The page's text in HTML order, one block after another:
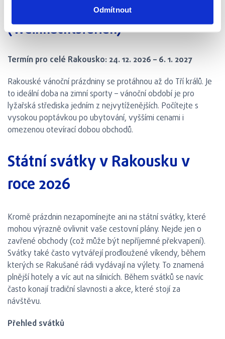
Odmítnout
Vánoční prázdniny
(Weihnachtsferien)
Termín pro celé Rakousko: 24. 12. 2026 – 6. 1. 2027
Rakouské vánoční prázdniny se protáhnou až do Tří králů. Je
to ideální doba na zimní sporty – vánoční období je pro
lyžařská střediska jedním z nejvytíženějších. Počítejte s
vysokou poptávkou po ubytování, vyššími cenami i
omezenou otevírací dobou obchodů.
Státní svátky v Rakousku v
roce 2026
Kromě prázdnin nezapomínejte ani na státní svátky, které
mohou výrazně ovlivnit vaše cestovní plány. Nejde jen o
zavřené obchody (což může být nepříjemné překvapení).
Svátky také často vytvářejí prodloužené víkendy, během
kterých se Rakušané rádi vydávají na výlety. To znamená
plnější hotely a víc aut na silnicích. Během svátků se navíc
často konají tradiční slavnosti a akce, které stojí za
návštěvu.
Přehled svátků